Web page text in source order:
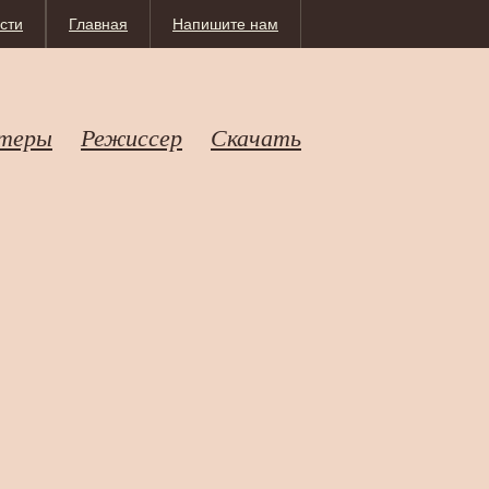
Напишите нам
Главная
Режиссер Скачать